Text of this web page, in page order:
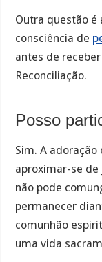
Outra questão é
consciência de
antes de receber
Reconciliação.
Posso
Sim. A
aproximar-se de
não pode
permanecer
comunhão
uma vida